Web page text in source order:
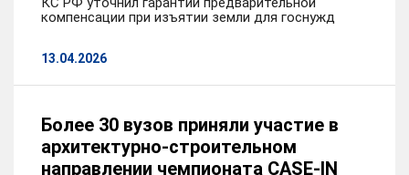
компенсации при изъятии земли для госнужд
13.04.2026
Более 30 вузов приняли участие в
архитектурно-строительном
направлении чемпионата CASE-IN